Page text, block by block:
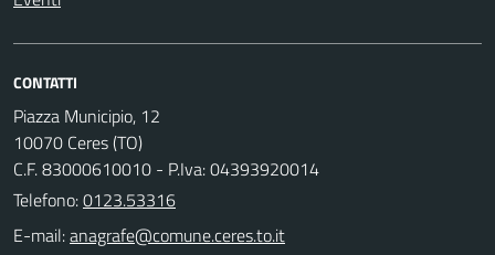
CONTATTI
Piazza Municipio, 12
10070 Ceres (TO)
C.F. 83000610010 - P.Iva: 04393920014
Telefono:0123.53316
E-mail: